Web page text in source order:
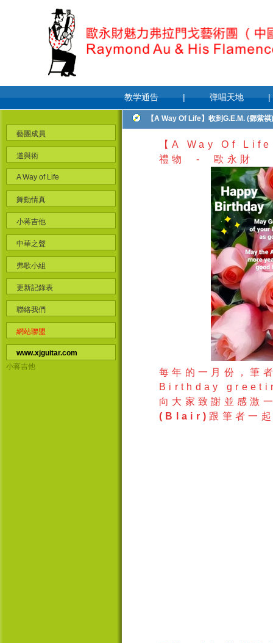
教学通告 | 弹唱天地 |
藝團成員
道與術
A Way of Life
舞動情真
小蒋吉他
中華之聲
弗歌小組
更新記錄表
聯絡我們
網站聯盟
www.xjguitar.com
小蒋吉他
【A Way Of Life】收到G.E.M. (鄧紫
【A Way Of Life
禮物
- 歐永財
每年的一月份，筆
Birthday
向大家致謝並感激
(Blair) 跟筆者一